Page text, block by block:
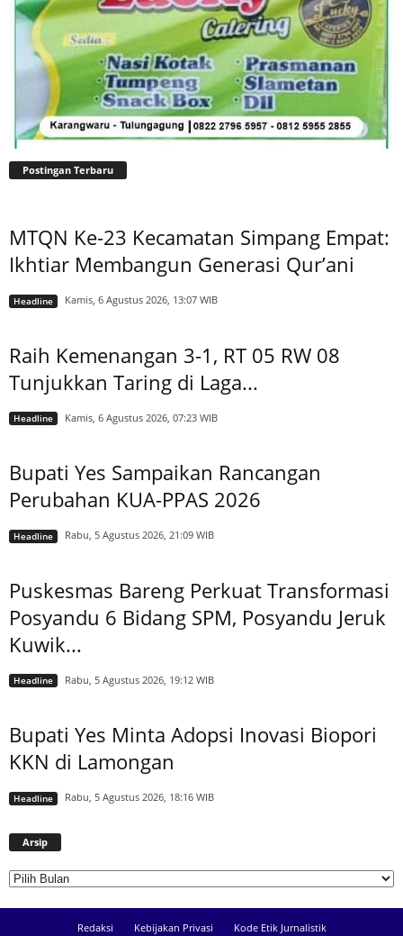
Postingan Terbaru
MTQN Ke-23 Kecamatan Simpang Empat:
Ikhtiar Membangun Generasi Qur’ani
Headline Kamis, 6 Agustus 2026, 13:07 WIB
Raih Kemenangan 3-1, RT 05 RW 08
Tunjukkan Taring di Laga...
Headline Kamis, 6 Agustus 2026, 07:23 WIB
Bupati Yes Sampaikan Rancangan
Perubahan KUA-PPAS 2026
Headline Rabu, 5 Agustus 2026, 21:09 WIB
Puskesmas Bareng Perkuat Transformasi
Posyandu 6 Bidang SPM, Posyandu Jeruk
Kuwik...
Headline Rabu, 5 Agustus 2026, 19:12 WIB
Bupati Yes Minta Adopsi Inovasi Biopori
KKN di Lamongan
Headline Rabu, 5 Agustus 2026, 18:16 WIB
Arsip
Redaksi Kebijakan Privasi Kode Etik Jurnalistik